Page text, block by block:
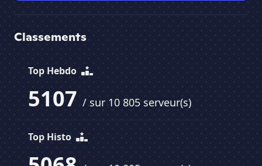
Classements
Top Hebdo
5107 / sur 10 805 serveur(s)
Top Histo